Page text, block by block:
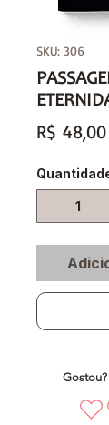
SKU: 306
R$ 48,00